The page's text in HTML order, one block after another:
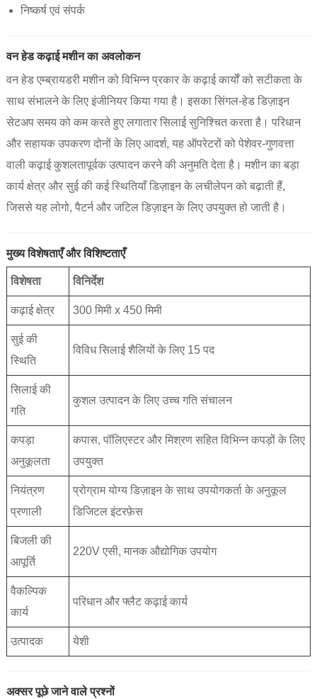
निष्कर्ष एवं संपर्क
वन हेड कढ़ाई मशीन का अवलोकन
वन हेड एम्ब्रायडरी मशीन को विभिन्न प्रकार के कढ़ाई कार्यों को सटीकता के
साथ संभालने के लिए इंजीनियर किया गया है। इसका सिंगल-हेड डिज़ाइन
सेटअप समय को कम करते हुए लगातार सिलाई सुनिश्चित करता है। परिधान
और सहायक उपकरण दोनों के लिए आदर्श, यह ऑपरेटरों को पेशेवर-गुणवत्ता
वाली कढ़ाई कुशलतापूर्वक उत्पादन करने की अनुमति देता है। मशीन का बड़ा
कार्य क्षेत्र और सुई की कई स्थितियाँ डिज़ाइन के लचीलेपन को बढ़ाती हैं,
जिससे यह लोगो, पैटर्न और जटिल डिज़ाइन के लिए उपयुक्त हो जाती है।
मुख्य विशेषताएँ और विशिष्टताएँ
विशेषता विनिर्देश
कढ़ाई क्षेत्र 300 मिमी x 450 मिमी
सुई की
स्थिति
विविध सिलाई शैलियों के लिए 15 पद
सिलाई की
गति
कुशल उत्पादन के लिए उच्च गति संचालन
कपड़ा
अनुकूलता
कपास, पॉलिएस्टर और मिश्रण सहित विभिन्न कपड़ों के लिए
उपयुक्त
नियंत्रण
प्रणाली
प्रोग्राम योग्य डिज़ाइन के साथ उपयोगकर्ता के अनुकूल
डिजिटल इंटरफ़ेस
बिजली की
आपूर्ति
220V एसी, मानक औद्योगिक उपयोग
वैकल्पिक
कार्य
परिधान और फ्लैट कढ़ाई कार्य
उत्पादक येशी
अक्सर पूछे जाने वाले प्रश्नों